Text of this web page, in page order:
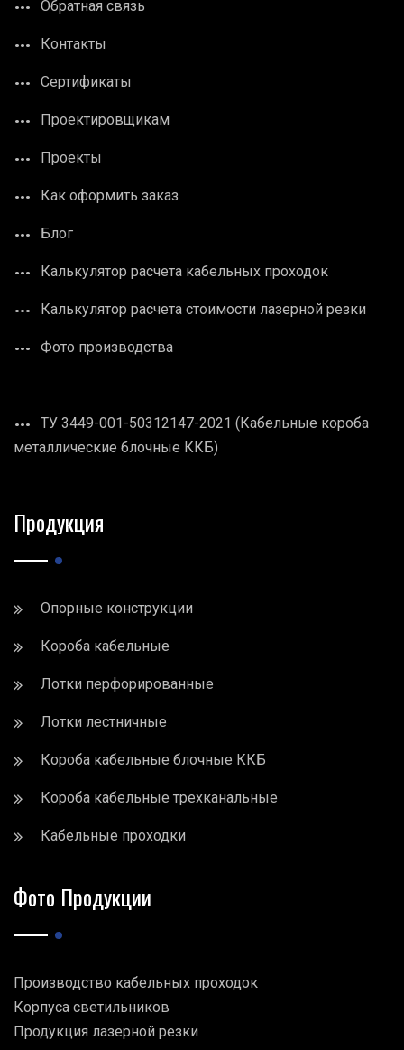
Обратная связь
Контакты
Сертификаты
Проектировщикам
Проекты
Как оформить заказ
Блог
Калькулятор расчета кабельных проходок
Калькулятор расчета стоимости лазерной резки
Фото производства
ТУ 3449-001-50312147-2021 (Кабельные короба
металлические блочные ККБ)
Продукция
Опорные конструкции
Короба кабельные
Лотки перфорированные
Лотки лестничные
Короба кабельные блочные ККБ
Короба кабельные трехканальные
Кабельные проходки
Фото Продукции
Производство кабельных проходок
Корпуса светильников
Продукция лазерной резки